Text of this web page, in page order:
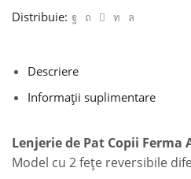
Distribuie:
Descriere
Informații suplimentare
Lenjerie de Pat Copii Ferma
Model cu 2 fețe reversibile